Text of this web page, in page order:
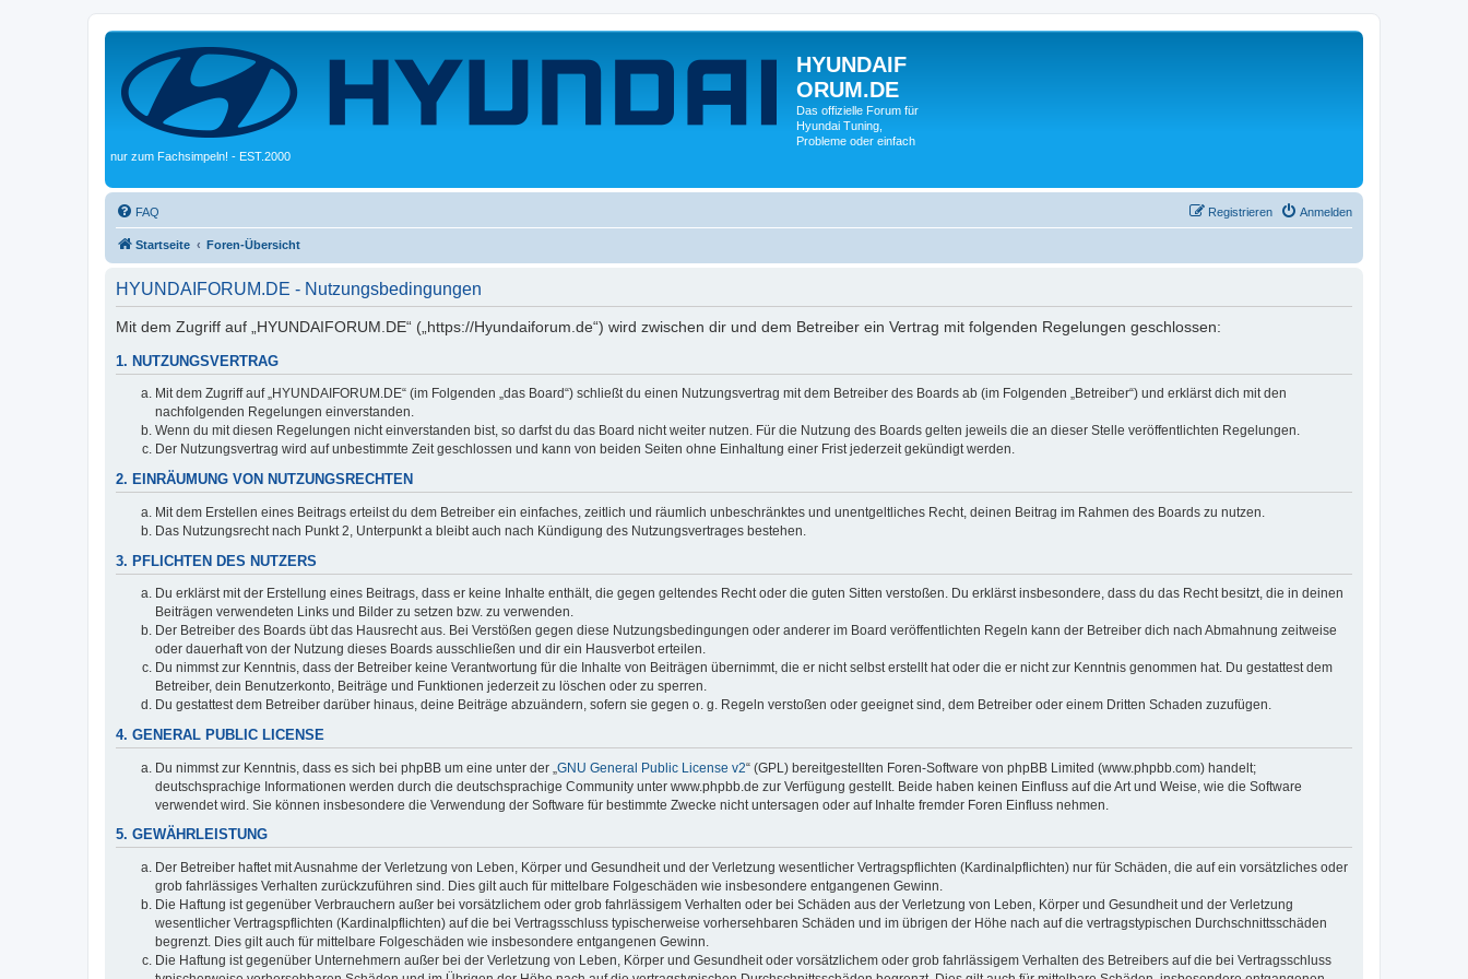
HYUNDAIF
ORUM.DE
Das offizielle Forum für
Hyundai Tuning,
Probleme oder einfach
nur zum Fachsimpeln! - EST.2000
FAQ Anmelden
Registrieren
Startseite Foren-Übersicht
HYUNDAIFORUM.DE - Nutzungsbedingungen
Mit dem Zugriff auf „HYUNDAIFORUM.DE“ („https://Hyundaiforum.de“) wird zwischen dir und dem Betreiber ein Vertrag mit folgenden Regelungen geschlossen:
1. NUTZUNGSVERTRAG
Mit dem Zugriff auf „HYUNDAIFORUM.DE“ (im Folgenden „das Board“) schließt du einen Nutzungsvertrag mit dem Betreiber des Boards ab (im Folgenden „Betreiber“) und erklärst dich mit den
nachfolgenden Regelungen einverstanden.
Wenn du mit diesen Regelungen nicht einverstanden bist, so darfst du das Board nicht weiter nutzen. Für die Nutzung des Boards gelten jeweils die an dieser Stelle veröffentlichten Regelungen.
Der Nutzungsvertrag wird auf unbestimmte Zeit geschlossen und kann von beiden Seiten ohne Einhaltung einer Frist jederzeit gekündigt werden.
2. EINRÄUMUNG VON NUTZUNGSRECHTEN
Mit dem Erstellen eines Beitrags erteilst du dem Betreiber ein einfaches, zeitlich und räumlich unbeschränktes und unentgeltliches Recht, deinen Beitrag im Rahmen des Boards zu nutzen.
Das Nutzungsrecht nach Punkt 2, Unterpunkt a bleibt auch nach Kündigung des Nutzungsvertrages bestehen.
3. PFLICHTEN DES NUTZERS
Du erklärst mit der Erstellung eines Beitrags, dass er keine Inhalte enthält, die gegen geltendes Recht oder die guten Sitten verstoßen. Du erklärst insbesondere, dass du das Recht besitzt, die in deinen
Beiträgen verwendeten Links und Bilder zu setzen bzw. zu verwenden.
Der Betreiber des Boards übt das Hausrecht aus. Bei Verstößen gegen diese Nutzungsbedingungen oder anderer im Board veröffentlichten Regeln kann der Betreiber dich nach Abmahnung zeitweise
oder dauerhaft von der Nutzung dieses Boards ausschließen und dir ein Hausverbot erteilen.
Du nimmst zur Kenntnis, dass der Betreiber keine Verantwortung für die Inhalte von Beiträgen übernimmt, die er nicht selbst erstellt hat oder die er nicht zur Kenntnis genommen hat. Du gestattest dem
Betreiber, dein Benutzerkonto, Beiträge und Funktionen jederzeit zu löschen oder zu sperren.
Du gestattest dem Betreiber darüber hinaus, deine Beiträge abzuändern, sofern sie gegen o. g. Regeln verstoßen oder geeignet sind, dem Betreiber oder einem Dritten Schaden zuzufügen.
4. GENERAL PUBLIC LICENSE
Du nimmst zur Kenntnis, dass es sich bei phpBB um eine unter der „ GNU General Public License v2“ (GPL) bereitgestellten Foren-Software von phpBB Limited (www.phpbb.com) handelt;
deutschsprachige Informationen werden durch die deutschsprachige Community unter www.phpbb.de zur Verfügung gestellt. Beide haben keinen Einfluss auf die Art und Weise, wie die Software
verwendet wird. Sie können insbesondere die Verwendung der Software für bestimmte Zwecke nicht untersagen oder auf Inhalte fremder Foren Einfluss nehmen.
5. GEWÄHRLEISTUNG
Der Betreiber haftet mit Ausnahme der Verletzung von Leben, Körper und Gesundheit und der Verletzung wesentlicher Vertragspflichten (Kardinalpflichten) nur für Schäden, die auf ein vorsätzliches oder
grob fahrlässiges Verhalten zurückzuführen sind. Dies gilt auch für mittelbare Folgeschäden wie insbesondere entgangenen Gewinn.
Die Haftung ist gegenüber Verbrauchern außer bei vorsätzlichem oder grob fahrlässigem Verhalten oder bei Schäden aus der Verletzung von Leben, Körper und Gesundheit und der Verletzung
wesentlicher Vertragspflichten (Kardinalpflichten) auf die bei Vertragsschluss typischerweise vorhersehbaren Schäden und im übrigen der Höhe nach auf die vertragstypischen Durchschnittsschäden
begrenzt. Dies gilt auch für mittelbare Folgeschäden wie insbesondere entgangenen Gewinn.
Die Haftung ist gegenüber Unternehmern außer bei der Verletzung von Leben, Körper und Gesundheit oder vorsätzlichem oder grob fahrlässigem Verhalten des Betreibers auf die bei Vertragsschluss